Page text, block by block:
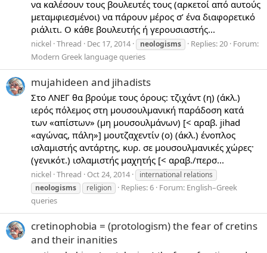
να καλέσουν τους βουλευτές τους (αρκετοί από αυτούς
μεταμφιεσμένοι) να πάρουν μέρος σ’ ένα διαφορετικό
ριάλιτι. Ο κάθε βουλευτής ή γερουσιαστής...
nickel Thread Dec 17, 2014 neologisms Replies: 20 Forum:
Modern Greek language queries
mujahideen and jihadists
Στο ΛΝΕΓ θα βρούμε τους όρους: τζιχάντ (η) (άκλ.)
ιερός πόλεμος στη μουσουλμανική παράδοση κατά
των «απίστων» (μη μουσουλμάνων) [< αραβ. jihad
«αγώνας, πάλη»] μουτζαχεντίν (ο) (άκλ.) ένοπλος
ισλαμιστής αντάρτης, κυρ. σε μουσουλμανικές χώρες·
(γενικότ.) ισλαμιστής μαχητής [< αραβ./περσ...
nickel Thread Oct 24, 2014
international relations
neologisms
religion Replies: 6 Forum: English–Greek
queries
cretinophobia = (protologism) the fear of cretins
and their inanities